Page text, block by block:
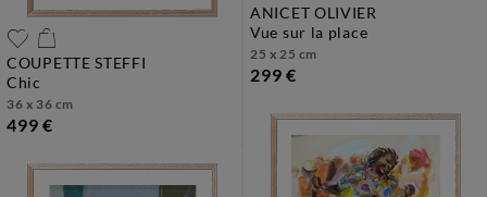
COUPETTE STEFFI
chic
36 x 36 cm
499 €
ANICET OLIVIER
vue sur la place
25 x 25 cm
299 €